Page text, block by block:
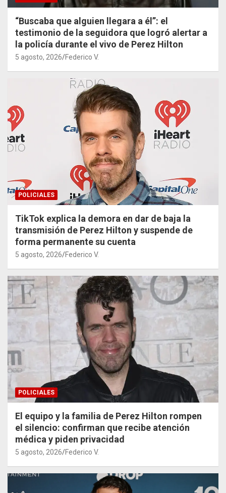
“Buscaba que alguien llegara a él”: el
testimonio de la seguidora que logró alertar a
la policía durante el vivo de Perez Hilton
5 agosto, 2026 Federico V.
POLICIALES
TikTok explica la demora en dar de baja la
transmisión de Perez Hilton y suspende de
forma permanente su cuenta
5 agosto, 2026 Federico V.
POLICIALES
El equipo y la familia de Perez Hilton rompen
el silencio: confirman que recibe atención
médica y piden privacidad
5 agosto, 2026 Federico V.